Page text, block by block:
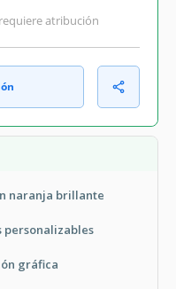
atribución
naranja brillante
personalizables
gráfica